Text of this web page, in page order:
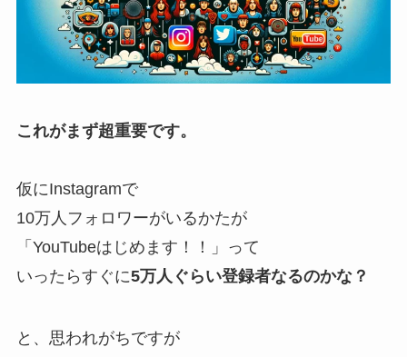
これがまず超重要です。
仮にInstagramで
10万人フォロワーがいるかたが
「YouTubeはじめます！！」って
いったらすぐに5万人ぐらい登録者なるのかな？
と、思われがちですが